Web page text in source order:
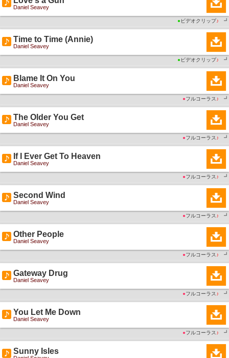
Daniel Seavey
● ビデオクリップ♪ ┛
Time to Time (Annie)
Daniel Seavey
● ビデオクリップ♪ ┛
Blame It On You
Daniel Seavey
●フルコーラス ♪ ┛
The Older You Get
Daniel Seavey
●フルコーラス ♪ ┛
If I Ever Get To Heaven
Daniel Seavey
●フルコーラス ♪ ┛
Second Wind
Daniel Seavey
●フルコーラス ♪ ┛
Other People
Daniel Seavey
●フルコーラス ♪ ┛
Gateway Drug
Daniel Seavey
●フルコーラス ♪ ┛
You Let Me Down
Daniel Seavey
●フルコーラス ♪ ┛
Sunny Isles